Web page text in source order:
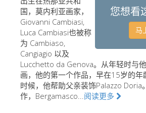
艺术家
新展示室厅
巴杰罗美术馆
学院美术馆
您想看
马
国，莫内利亚画家，
Giovanni Cambiasi,
Luca Cambiasi也被称
为 Cambiaso,
Cangiagio 以及
Lucchetto da Genova。从年轻时与
画，他的第一个作品，早在15岁的
时候，他帮助父亲装饰Palazzo Doria
作，Bergamasco...阅读更多